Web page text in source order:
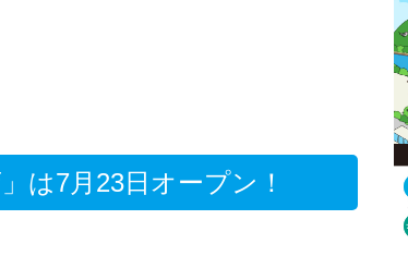
は7月23日オープン！